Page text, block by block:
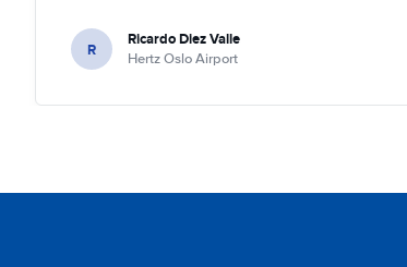
General Birchs gate 16
Grenseveien 74
R Ricardo Diez Valle
Hertz Oslo Airport